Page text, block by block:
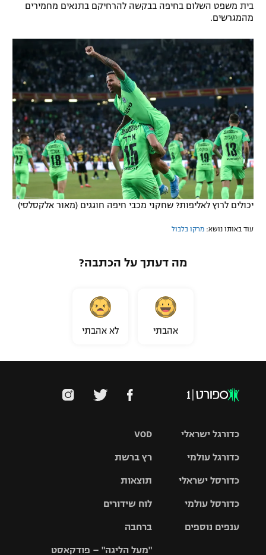
בית משפט השלום בחיפה בבקשה להרחיקם בתנאים מחמירים
מהמגרשים.
יכולים לרוץ לאליפות? שחקני מכבי חיפה חוגגים (מאור אלקסלסי)
עוד באותו נושא: מרקו בלבול
מה דעתך על הכתבה?
אהבתי לא אהבתי
VOD
רץ ברשת
תוצאות
לוח שידורים
ברחבה
"מעל הליגה" – פודקאסט
כדורגל ישראלי
גביע הטוטו
כדורגל עולמי
האלופות
ליגה
כדורסל ישראלי
סל
כדורסל עולמי
ענפים נוספים